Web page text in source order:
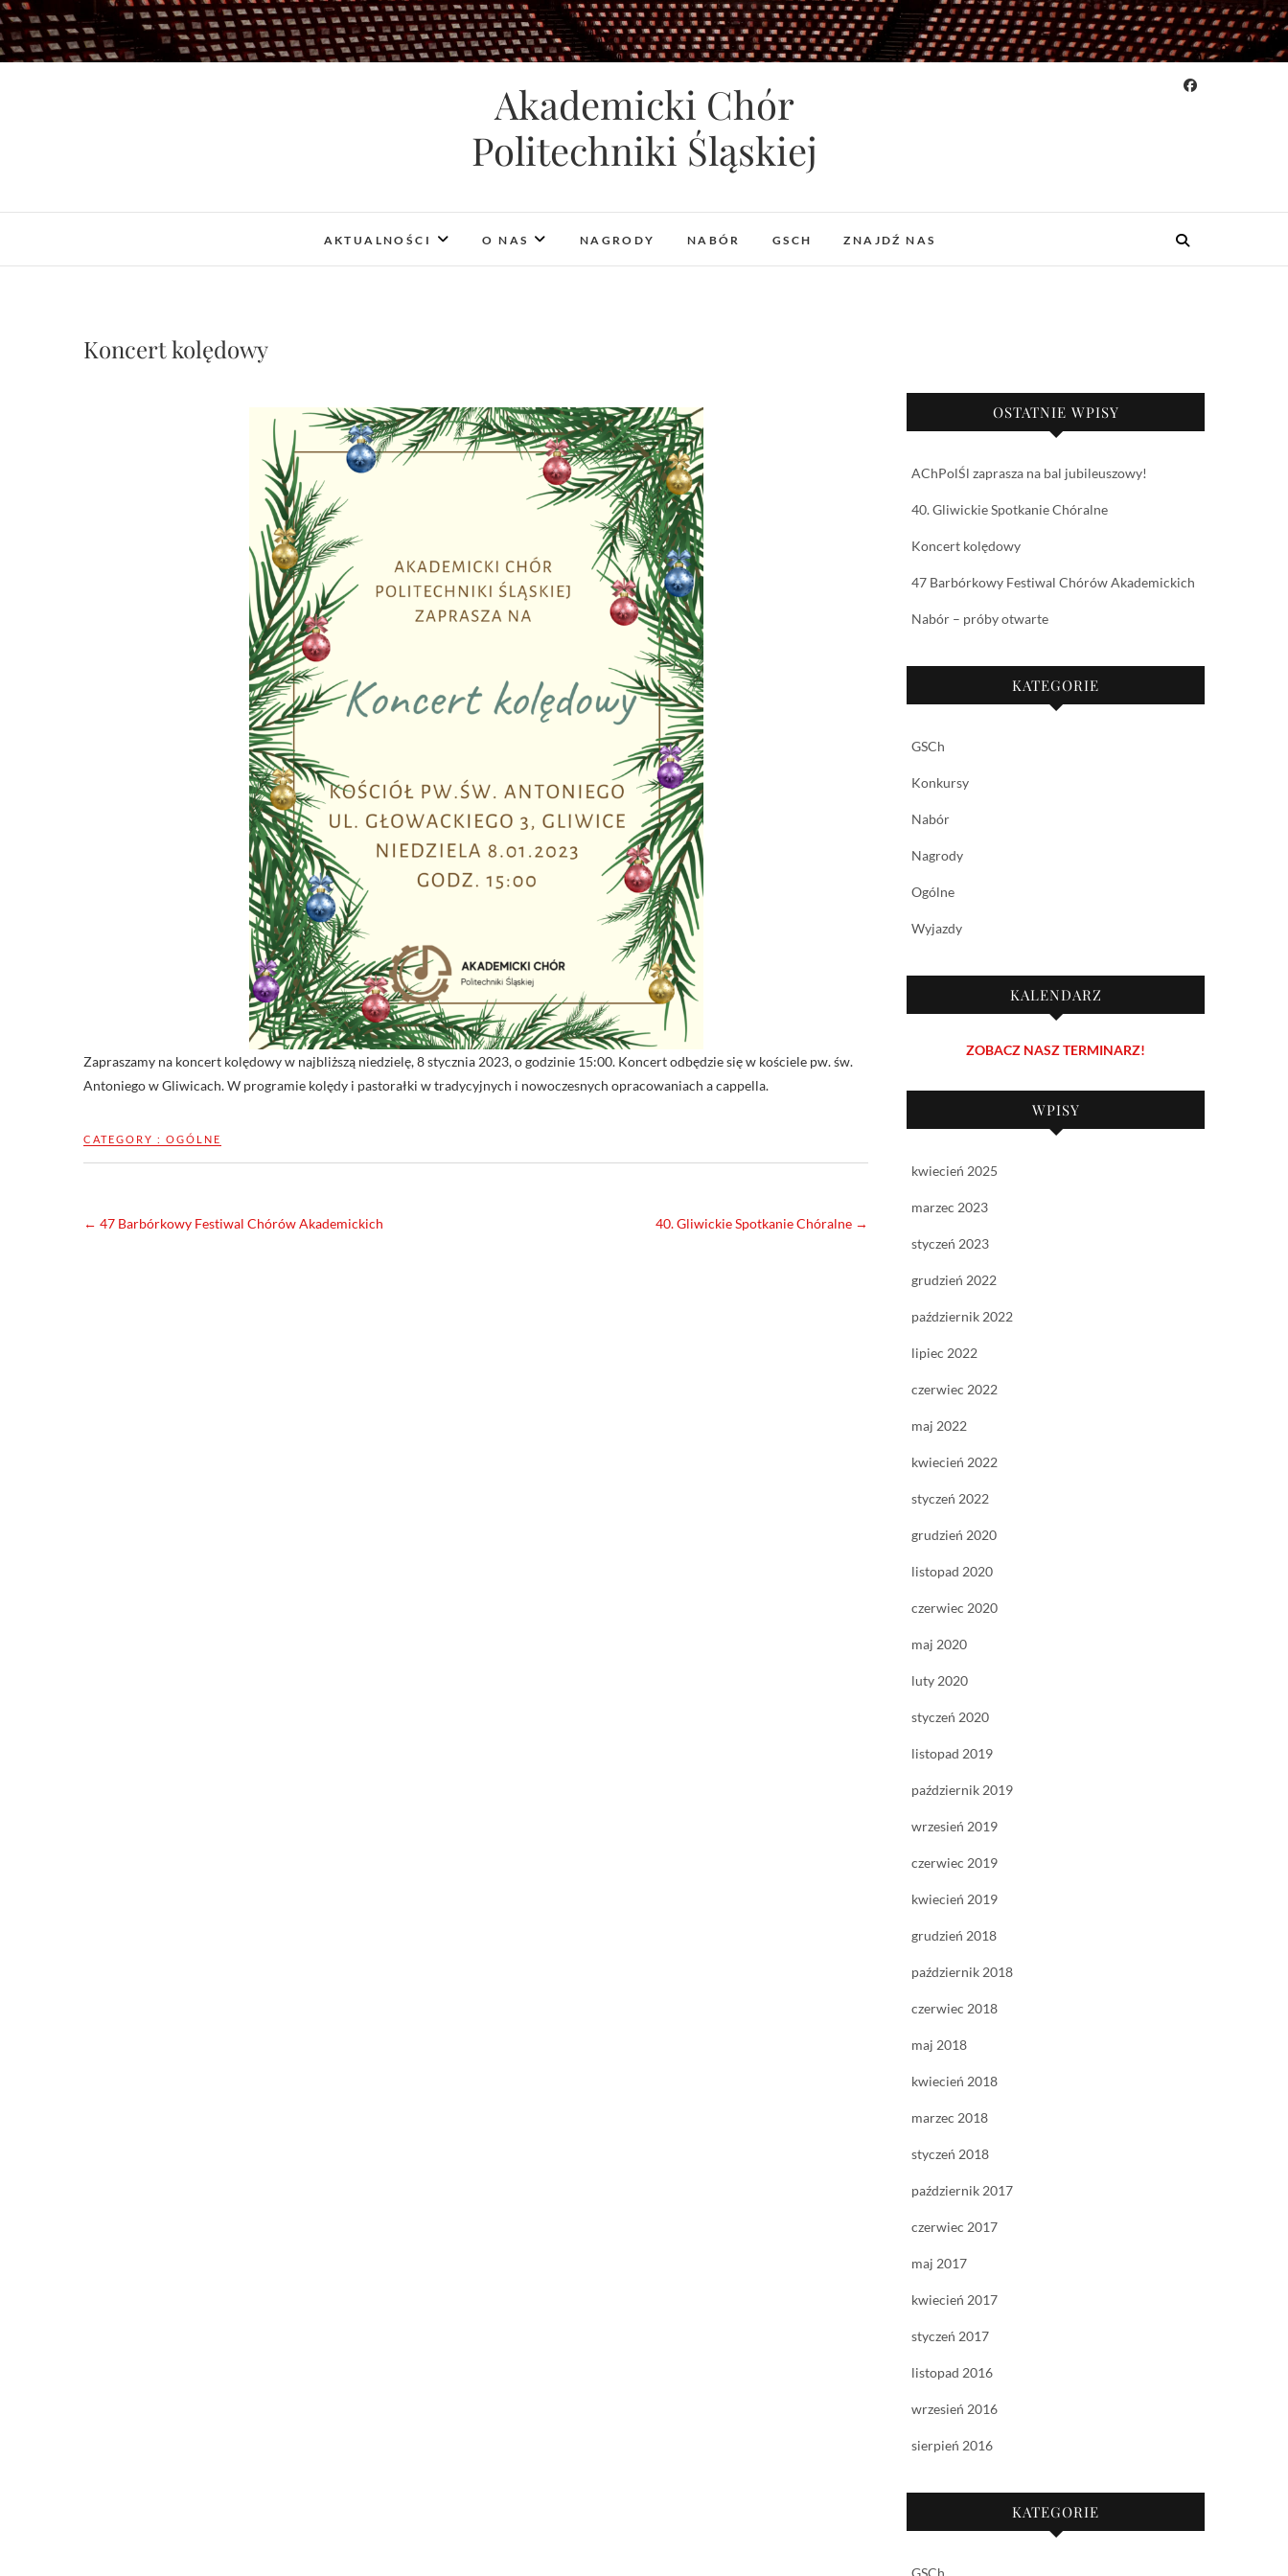
Skip
to
content
Akademicki Chór
Politechniki Śląskiej
AKTUALNOŚCI O NAS NAGRODY NABÓR GSCH ZNAJDŹ NAS
Koncert kolędowy
Zapraszamy na koncert kolędowy w najbliższą niedzielę, 8 stycznia 2023, o godzinie 15:00. Koncert odbędzie się w kościele pw. św.
Antoniego w Gliwicach. W programie kolędy i pastorałki w tradycyjnych i nowoczesnych opracowaniach a cappella.
CATEGORY : OGÓLNE
← 47 Barbórkowy Festiwal Chórów Akademickich 40. Gliwickie Spotkanie Chóralne →
OSTATNIE WPISY
AChPolŚl zaprasza na bal jubileuszowy!
40. Gliwickie Spotkanie Chóralne
Koncert kolędowy
47 Barbórkowy Festiwal Chórów Akademickich
Nabór – próby otwarte
KATEGORIE
GSCh
Konkursy
Nabór
Nagrody
Ogólne
Wyjazdy
KALENDARZ
ZOBACZ NASZ TERMINARZ!
WPISY
kwiecień 2025
marzec 2023
styczeń 2023
grudzień 2022
październik 2022
lipiec 2022
czerwiec 2022
maj 2022
kwiecień 2022
styczeń 2022
grudzień 2020
listopad 2020
czerwiec 2020
maj 2020
luty 2020
styczeń 2020
listopad 2019
październik 2019
wrzesień 2019
czerwiec 2019
kwiecień 2019
grudzień 2018
październik 2018
czerwiec 2018
maj 2018
kwiecień 2018
marzec 2018
styczeń 2018
październik 2017
czerwiec 2017
maj 2017
kwiecień 2017
styczeń 2017
listopad 2016
wrzesień 2016
sierpień 2016
KATEGORIE
GSCh